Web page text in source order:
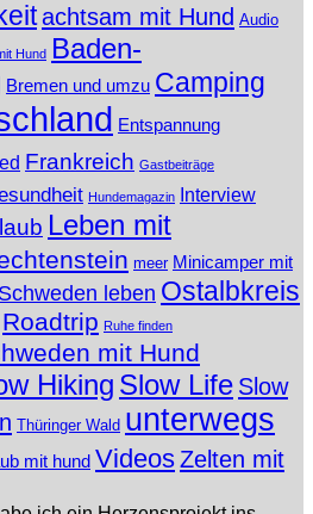
achtsam mit Hund Audio
Hund Baden-
Bremen und umzu Camping
Entspannung
Frankreich Gastbeiträge
Hundemagazin Interview
Leben mit
meer Minicamper mit
leben Ostalbkreis
Roadtrip Ruhe finden
mit Hund
Hiking Slow Life Slow
Thüringer Wald unterwegs
mit hund VideosZelten mit